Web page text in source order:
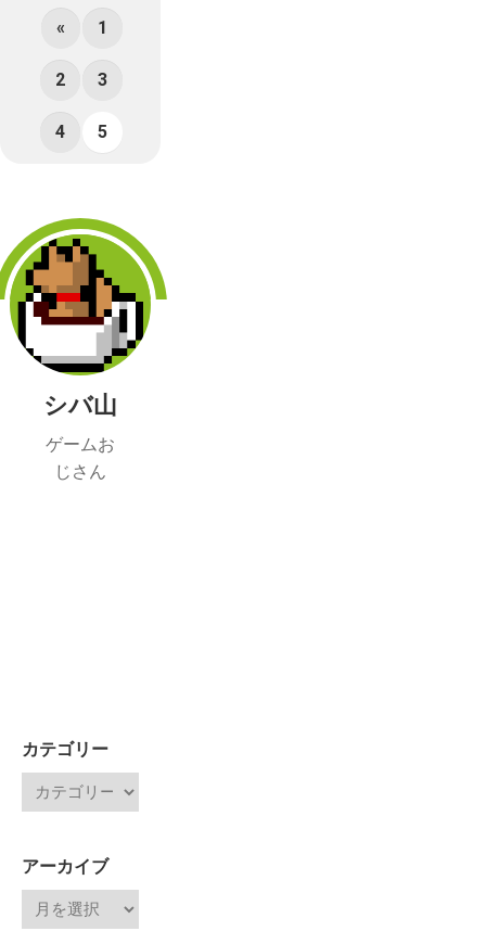
« 1
2 3
4 5
シバ山
ゲームお
じさん
カテゴリー
アーカイブ